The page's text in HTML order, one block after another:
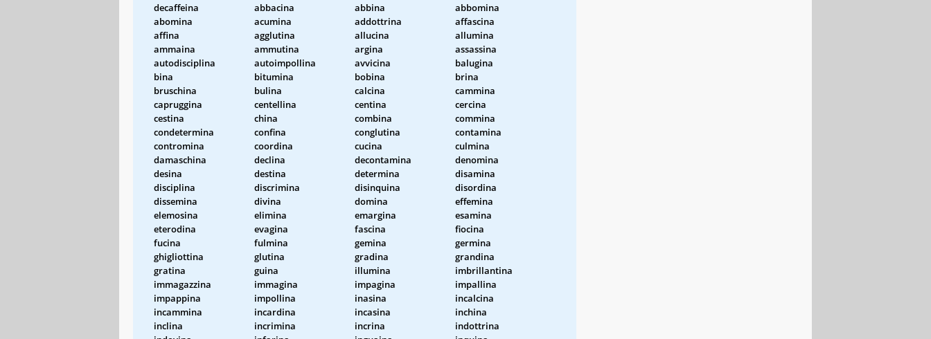
decaffeina abbacina abbina
abbomina
abomina
acumina addottrina
affascina
affina
agglutina allucina
allumina
ammaina
ammutina argina
assassina
autodisciplina
autoimpollina avvicina
balugina
bina
bitumina bobina
brina
bruschina
bulina calcina
cammina
capruggina
centellina centina
cercina
cestina
china combina
commina
condetermina
confina conglutina
contamina
contromina
coordina cucina
culmina
damaschina
declina decontamina
denomina
desina
destina determina
disamina
disciplina
discrimina disinquina
disordina
dissemina
divina domina
effemina
elemosina
elimina emargina
esamina
eterodina
evagina fascina
fiocina
fucina
fulmina gemina
germina
ghigliottina
glutina gradina
grandina
gratina
guina illumina
imbrillantina
immagazzina
immagina impagina
impallina
impappina
impollina inasina
incalcina
incammina
incardina incasina
inchina
inclina
incrimina incrina
indottrina